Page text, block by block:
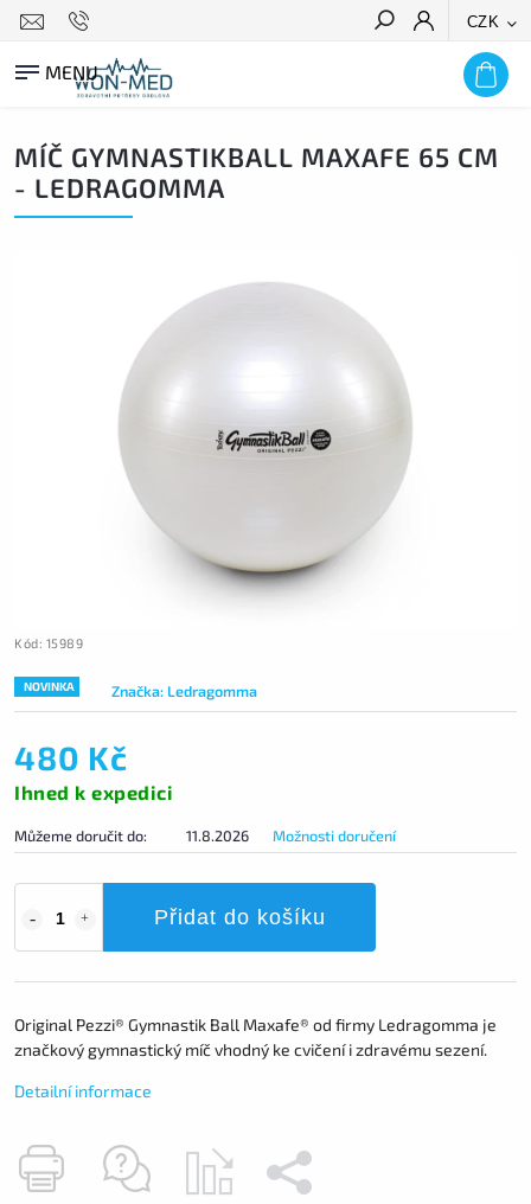
CZK
HLEDAT
MÍČ GYMNASTIKBALL MAXAFE 65 CM
- LEDRAGOMMA
Kód: 15989
NOVINKA Značka: Ledragomma
480 Kč
Ihned k expedici
Můžeme doručit do: 11.8.2026 Možnosti doručení
Přidat do košíku
Original Pezzi® Gymnastik Ball Maxafe® od firmy Ledragomma je
značkový gymnastický míč vhodný ke cvičení i zdravému sezení.
Detailní informace